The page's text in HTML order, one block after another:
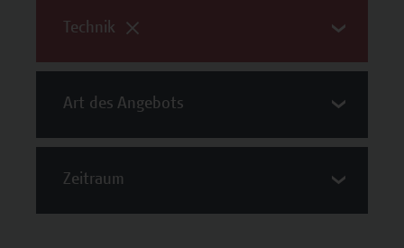
Technik
Art des Angebots
Zeitraum